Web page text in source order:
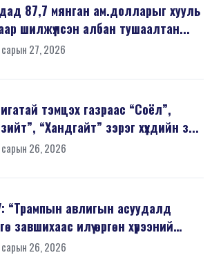
87,7 мянган ам.долларыг хууль
шилжүүлсэн албан тушаалтан...
27, 2026
тэмцэх газраас “Соёл”,
“Хандгайт” зэрэг хүүхдийн з...
26, 2026
“Трампын авлигын асуудалд
завшихаас илүү өргөн хүрээний
26, 2026